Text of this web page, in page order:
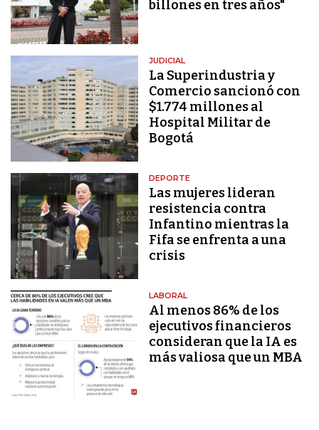
billones en tres años"
JUDICIAL
La Superindustria y
Comercio sancionó con
$1.774 millones al
Hospital Militar de
Bogotá
DEPORTE
Las mujeres lideran
resistencia contra
Infantino mientras la
Fifa se enfrenta a una
crisis
LABORAL
Al menos 86% de los
ejecutivos financieros
consideran que la IA es
más valiosa que un MBA